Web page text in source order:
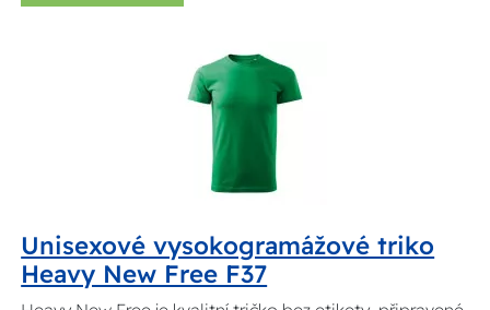
Unisexové vysokogramážové triko
Heavy New Free F37